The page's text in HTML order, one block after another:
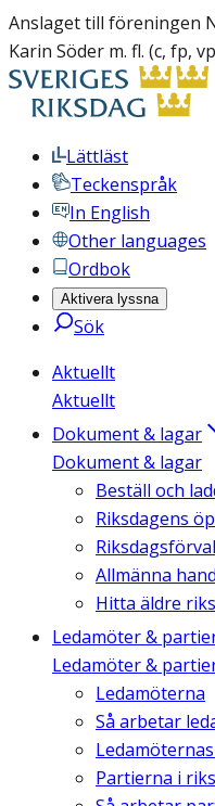
Anslaget till föreningen
Karin Söder m. fl. (c, fp,
Lättläst
Teckenspråk
In English
Other languages
Ordbok
Aktivera lyssna
Sök
Aktuellt
Aktuellt
Dokument & lagar
Dokument & lagar
Beställ och
Riksdagens
Allmänna
Hitta äldre
Ledamöter &
Ledamöter &
Ledamöterna
Så arbetar
Partierna i